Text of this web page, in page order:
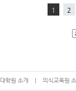
1 2
대학원 소개 | 의식교육원